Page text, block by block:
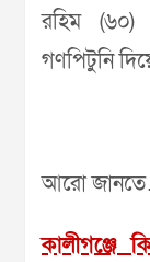
রহিম
গণপিটুনি
আরো
কালীগঞ্জে